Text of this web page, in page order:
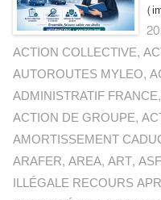
ACTION COLLECTIVE,
AUTOROUTES MYLEO,
ADMINISTRATIF FRANCE,
ACTION DE GROUPE,
AMORTISSEMENT
ARAFER,AREA,ART,
ILLÉGALE RECOURS